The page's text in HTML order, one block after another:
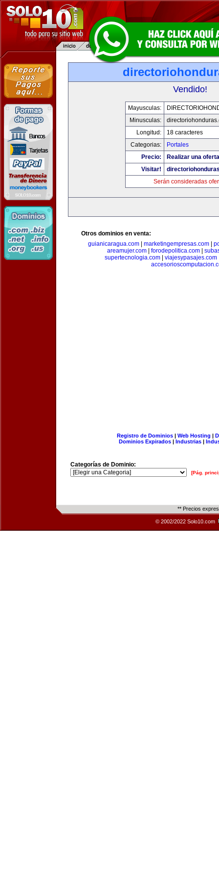
Vendido!
Mayusculas:
Minusculas:
Longitud:
18 caracteres
Categorias:
Portales
Precio:
Realizar una
Visitar!
Serán consideradas
Otros dominios en venta:
guianicaragua.com
marketingempresas.com
areamujer.com
forodepolitica.com
supertecnologia.com| viajesypasajes.com
Registro de Dominios| Web Hosting |
Dominios Expirados | Industrias |
Categorías de Dominio:
[Pág.
** Precios
© 2002/2022 Solo10.com